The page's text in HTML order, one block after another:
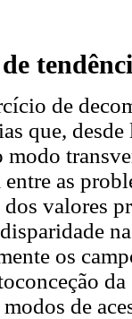
de
que,
as
dos valores
os
modos de